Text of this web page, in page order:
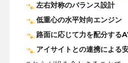
左右対称のバランス設計
低重心の水平対向エンジン
路面に応じて力を配分する
アイサイトとの連携による